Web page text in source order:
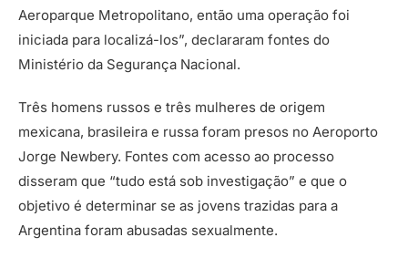
Aeroparque Metropolitano, então uma operação foi
iniciada para localizá-los”, declararam fontes do
Ministério da Segurança Nacional.
Três homens russos e três mulheres de origem
mexicana, brasileira e russa foram presos no Aeroporto
Jorge Newbery. Fontes com acesso ao processo
disseram que “tudo está sob investigação” e que o
objetivo é determinar se as jovens trazidas para a
Argentina foram abusadas sexualmente.